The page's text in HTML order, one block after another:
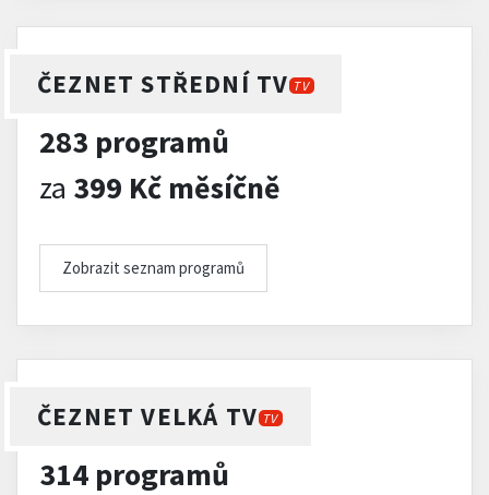
ČEZNET STŘEDNÍ TV TV
283 programů
za 399 Kč měsíčně
Zobrazit seznam programů
ČEZNET VELKÁ TV TV
314 programů